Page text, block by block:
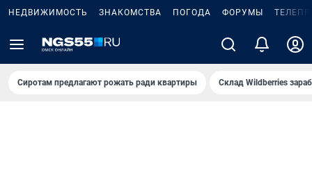
НЕДВИЖИМОСТЬ ЗНАКОМСТВА ПОГОДА ФОРУМЫ
Сиротам предлагают рожать ради квартиры Склад Wildberries